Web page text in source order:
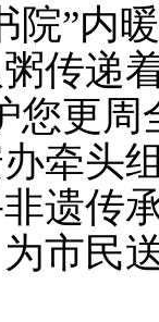
院”内
传递
您更周
办牵头
遗传
市民